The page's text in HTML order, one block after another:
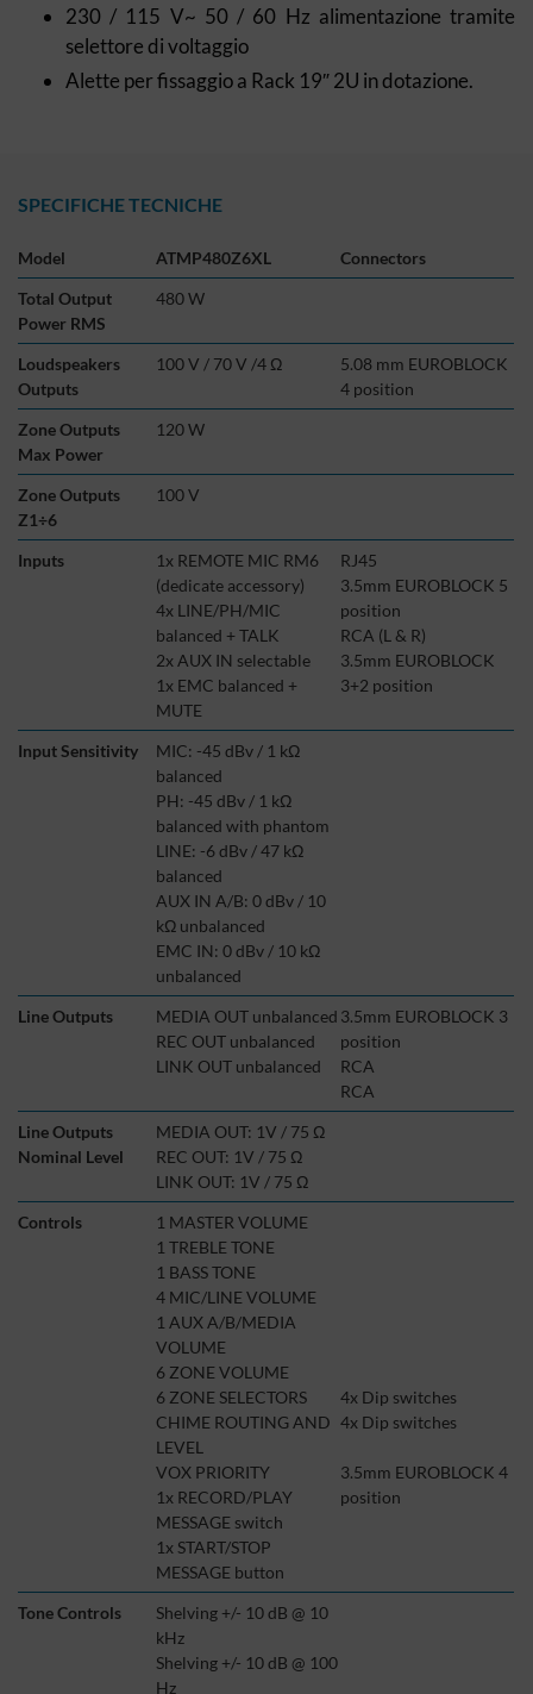
230 / 115 V~ 50 / 60 Hz alimentazione tramite
selettore di voltaggio
Alette per fissaggio a Rack 19″ 2U in dotazione.
SPECIFICHE TECNICHE
Model ATMP480Z6XL
Connectors
Total Output
Power RMS
480 W
Loudspeakers
Outputs
100 V / 70 V /4 Ω
5.08 mm EUROBLOCK
4 position
Zone Outputs
Max Power
120 W
Zone Outputs
Z1÷6
100 V
Inputs
1x REMOTE MIC RM6
(dedicate accessory)
4x LINE/PH/MIC
balanced + TALK
2x AUX IN selectable
1x EMC balanced +
MUTE
RJ45
3.5mm EUROBLOCK 5
position
RCA (L & R)
3.5mm EUROBLOCK
3+2 position
Input Sensitivity
MIC: -45 dBv / 1 kΩ
balanced
PH: -45 dBv / 1 kΩ
balanced with phantom
LINE: -6 dBv / 47 kΩ
balanced
AUX IN A/B: 0 dBv / 10
kΩ unbalanced
EMC IN: 0 dBv / 10 kΩ
unbalanced
Line Outputs
MEDIA OUT unbalanced
REC OUT unbalanced
LINK OUT unbalanced
3.5mm EUROBLOCK 3
position
RCA
RCA
Line Outputs
Nominal Level
MEDIA OUT: 1V / 75 Ω
REC OUT: 1V / 75 Ω
LINK OUT: 1V / 75 Ω
Controls
1 MASTER VOLUME
1 TREBLE TONE
1 BASS TONE
4 MIC/LINE VOLUME
1 AUX A/B/MEDIA
VOLUME
6 ZONE VOLUME
6 ZONE SELECTORS
CHIME ROUTING AND
LEVEL
VOX PRIORITY
1x RECORD/PLAY
MESSAGE switch
1x START/STOP
MESSAGE button
4x Dip switches
4x Dip switches
3.5mm EUROBLOCK 4
position
Tone Controls
Shelving +/- 10 dB @ 10
kHz
Shelving +/- 10 dB @ 100
Hz